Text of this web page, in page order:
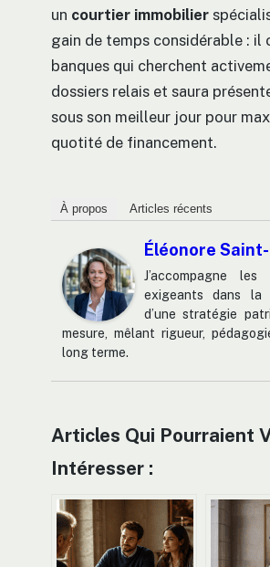
un courtier immobilier
gain de temps considérable : il
banques qui cherchent
dossiers relais et saura
sous son meilleur jour pour
quotité de financement.
À propos Articles récents
Éléonore
J’accompagne les
exigeants dans la
d’une stratégie
mesure, mêlant rigueur,
long terme.
Articles Qui Pourraient
Intéresser :